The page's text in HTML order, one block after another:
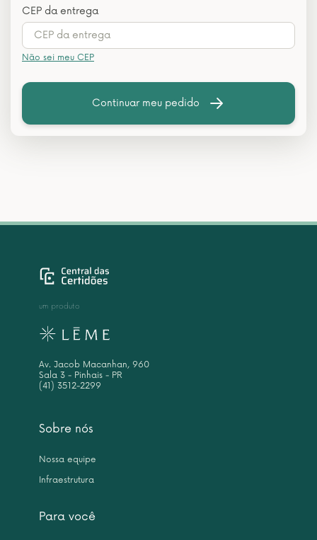
CEP da entrega
Não sei meu CEP
Continuar meu pedido
Sobre nós
Nossa equipe
Infraestrutura
Para você
um produto
Av. Jacob Macanhan, 960
Sala 3 - Pinhais - PR
(41) 3512-2299